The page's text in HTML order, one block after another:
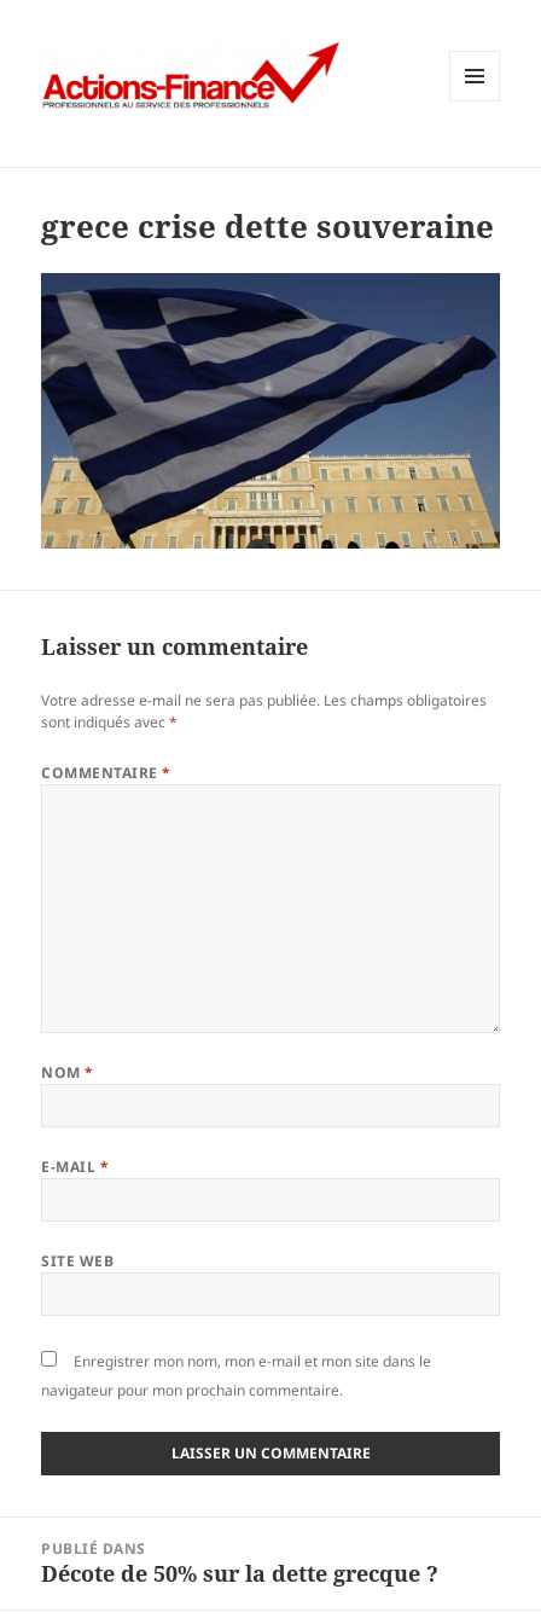
grece crise dette souveraine
Laisser un commentaire
Votre adresse e-mail ne sera pas publiée. Les champs obligatoires
sont indiqués avec*
COMMENTAIRE*
NOM*
E-MAIL *
SITE WEB
Enregistrer mon nom, mon e-mail et mon site dans le
navigateur pour mon prochain commentaire.
l’article
PUBLIÉ DANS
Décote de 50% sur la dette grecque ?